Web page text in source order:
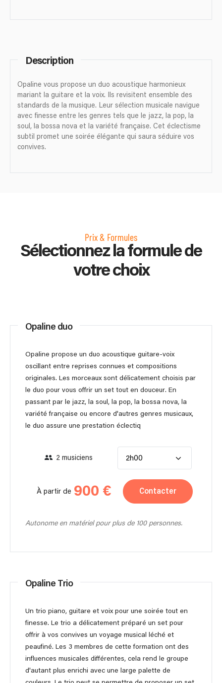
Description
Opaline vous propose un duo acoustique harmonieux
mariant la guitare et la voix. Ils revisitent ensemble des
standards de la musique. Leur sélection musicale navigue
avec finesse entre les genres tels que le jazz, la pop, la
soul, la bossa nova et la variété française. Cet éclectisme
subtil promet une soirée élégante qui saura séduire vos
convives.
Prix & Formules
Sélectionnez la formule de
votre choix
Opaline duo
Opaline propose un duo acoustique guitare-voix
oscillant entre reprises connues et compositions
originales. Les morceaux sont délicatement choisis par
le duo pour vous offrir un set tout en douceur. En
passant par le jazz, la soul, la pop, la bossa nova, la
variété française ou encore d'autres genres musicaux,
le duo assure une prestation éclectiq
2 musiciens 2h00
À partir de 900 € Contacter
Autonome en matériel pour plus de 100 personnes.
Opaline Trio
Un trio piano, guitare et voix pour une soirée tout en
finesse. Le trio a délicatement préparé un set pour
offrir à vos convives un voyage musical léché et
peaufiné. Les 3 membres de cette formation ont des
influences musicales différentes, cela rend le groupe
d'autant plus enrichi avec une large palette de